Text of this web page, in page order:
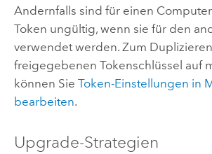
Andernfalls sind für einen
Token ungültig, wenn sie für den
verwendet werden. Zum
freigegebenen Tokenschlüssel auf
können Sie Token-Einstellungen in
bearbeiten.
Upgrade-Strategien